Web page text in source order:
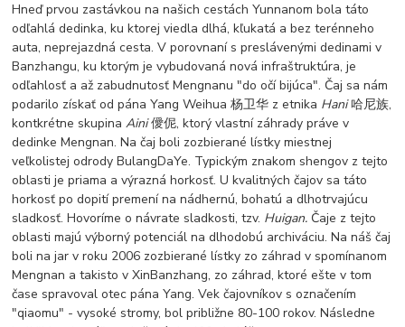
Hneď prvou zastávkou na našich cestách Yunnanom bola táto
odľahlá dedinka, ku ktorej viedla dlhá, kľukatá a bez terénneho
auta, neprejazdná cesta. V porovnaní s preslávenými dedinami v
Banzhangu, ku ktorým je vybudovaná nová infraštruktúra, je
odľahlosť a až zabudnutosť Mengnanu "do očí bijúca". Čaj sa nám
podarilo získať od pána Yang Weihua 杨卫华 z etnika Hani哈尼族,
kontkrétne skupinaAini僾伲, ktorý vlastní záhrady práve v
dedinke Mengnan. Na čaj boli zozbierané lístky miestnej
veľkolistej odrody BulangDaYe. Typickým znakom shengov z tejto
oblasti je priama a výrazná horkosť. U kvalitných čajov sa táto
horkosť po dopití premení na nádhernú, bohatú a dlhotrvajúcu
sladkosť. Hovoríme o návrate sladkosti, tzv. Huigan. Čaje z tejto
oblasti majú výborný potenciál na dlhodobú archiváciu. Na náš čaj
boli na jar v roku 2006 zozbierané lístky zo záhrad v spomínanom
Mengnan a takisto v XinBanzhang, zo záhrad, ktoré ešte v tom
čase spravoval otec pána Yang. Vek čajovníkov s označením
"qiaomu" - vysoké stromy, bol približne 80-100 rokov. Následne